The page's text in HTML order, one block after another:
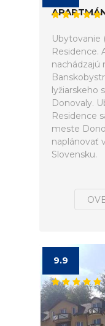
Ubytovanie
Residence.
nachádzajú
lyžiarskeho
Donovaly.
Residence
meste
naplánovať
Slovensku.
9.9